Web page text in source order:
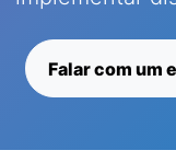
Falar com um